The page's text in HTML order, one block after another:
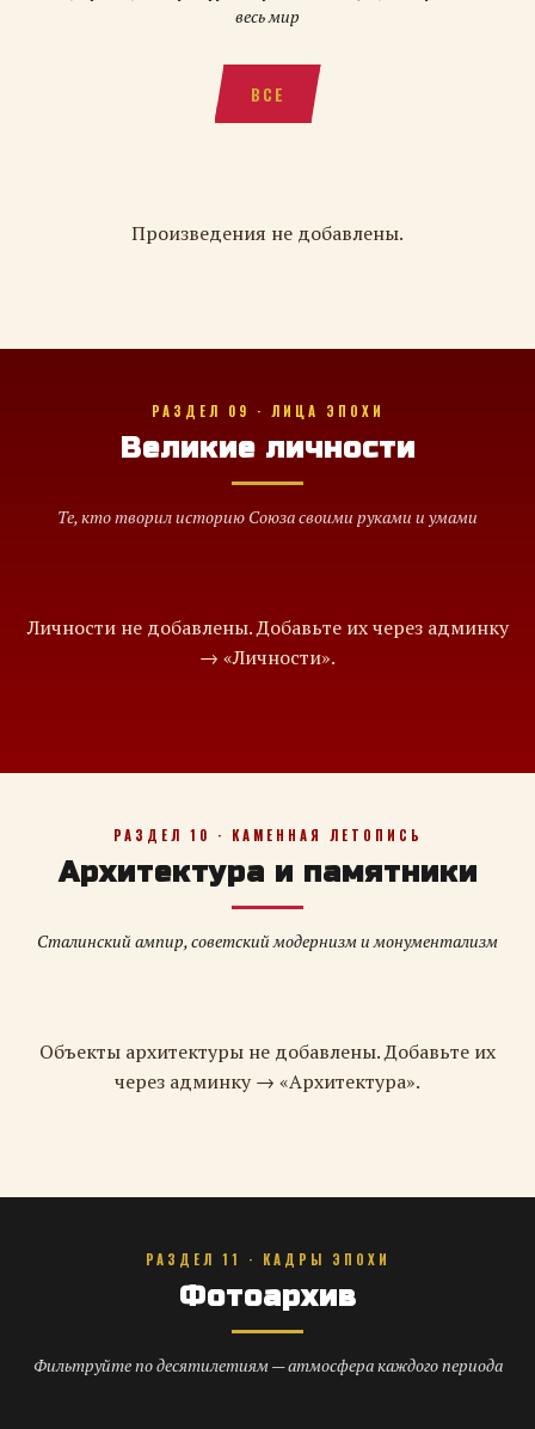
весь мир
ВСЕ
Произведения не добавлены.
РАЗДЕЛ 09 · ЛИЦА ЭПОХИ
Великие личности
Те, кто творил историю Союза своими руками и умами
Личности не добавлены. Добавьте их через админку
→ «Личности».
РАЗДЕЛ 10 · КАМЕННАЯ ЛЕТОПИСЬ
Архитектура и памятники
Сталинский ампир, советский модернизм и монументализм
Объекты архитектуры не добавлены. Добавьте их
через админку → «Архитектура».
РАЗДЕЛ 11 · КАДРЫ ЭПОХИ
Фотоархив
Фильтруйте по десятилетиям — атмосфера каждого периода